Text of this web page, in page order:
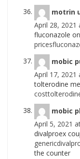
motrin
April 28, 2021
fluconazole
mobic
April 17, 2021
tolterodine
mobic
April 5, 2021
divalproex
the counter